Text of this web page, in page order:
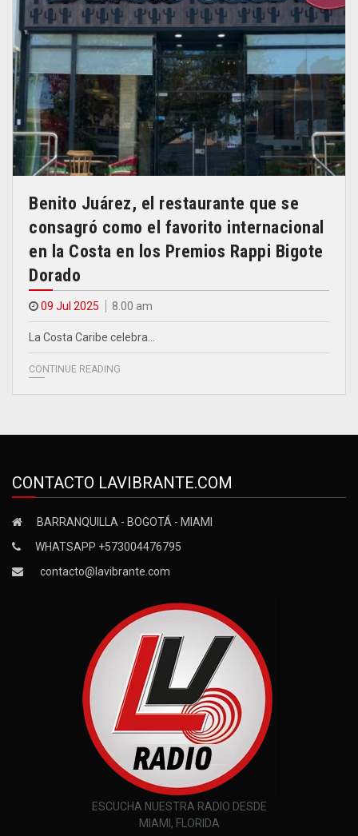
Benito Juárez, el restaurante que se
consagró como el favorito internacional
en la Costa en los Premios Rappi Bigote
Dorado
09 Jul 2025 8.00 am
La Costa Caribe celebra…
CONTINUE READING
CONTACTO LAVIBRANTE.COM
BARRANQUILLA - BOGOTÁ - MIAMI
WHATSAPP +573004476795
contacto@lavibrante.com
ESCUCHA NUESTRA RADIO DESDE
MIAMI, FLORIDA